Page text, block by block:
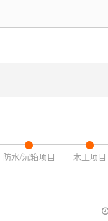
防水/沉箱项目 木工项目